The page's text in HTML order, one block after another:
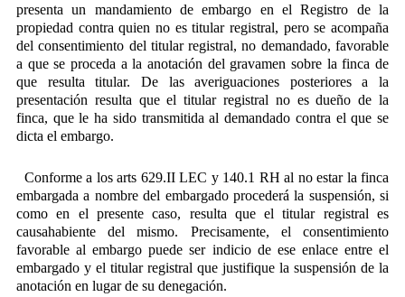
presenta un mandamiento de embargo en el Registro de la
propiedad contra quien no es titular registral, pero se acompaña
del consentimiento del titular registral, no demandado, favorable
a que se proceda a la anotación del gravamen sobre la finca de
que resulta titular. De las averiguaciones posteriores a la
presentación resulta que el titular registral no es dueño de la
finca, que le ha sido transmitida al demandado contra el que se
dicta el embargo.
Conforme a los arts 629.II LEC y 140.1 RH al no estar la finca
embargada a nombre del embargado procederá la suspensión, si
como en el presente caso, resulta que el titular registral es
causahabiente del mismo. Precisamente, el consentimiento
favorable al embargo puede ser indicio de ese enlace entre el
embargado y el titular registral que justifique la suspensión de la
anotación en lugar de su denegación.